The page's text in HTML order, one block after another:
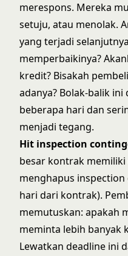
merespons. Mereka
setuju, atau menolak.
yang terjadi
memperbaikinya?
kredit? Bisakah
adanya? Bolak-balik
beberapa hari dan
menjadi tegang.
Hit inspection
besar kontrak
menghapus inspection
hari dari kontrak).
memutuskan: apakah
meminta lebih banyak
Lewatkan deadline ini